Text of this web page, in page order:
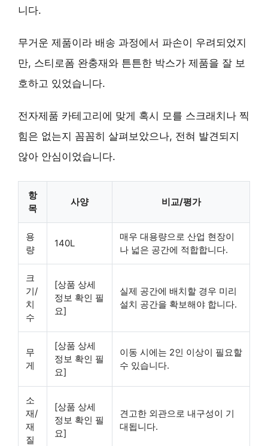
니다.
무거운 제품이라 배송 과정에서 파손이 우려되었지
만, 스티로폼 완충재와 튼튼한 박스가 제품을 잘 보
호하고 있었습니다.
전자제품 카테고리에 맞게 혹시 모를 스크래치나 찍
힘은 없는지 꼼꼼히 살펴보았으나, 전혀 발견되지
않아 안심이었습니다.
항
목
사양 비교/평가
용
량
140L
매우 대용량으로 산업 현장이
나 넓은 공간에 적합합니다.
크
기/
치
수
[상품 상세
정보 확인 필
요]
실제 공간에 배치할 경우 미리
설치 공간을 확보해야 합니다.
무
게
[상품 상세
정보 확인 필
요]
이동 시에는 2인 이상이 필요할
수 있습니다.
소
재/
재
질
[상품 상세
정보 확인 필
요]
견고한 외관으로 내구성이 기
대됩니다.